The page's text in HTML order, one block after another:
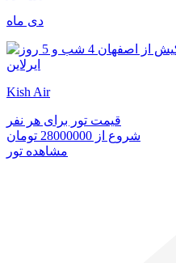
دی ماه
ایرلاین
Kish Air
قیمت تور برای هر نفر
شروع از 28000000 تومان
مشاهده تور